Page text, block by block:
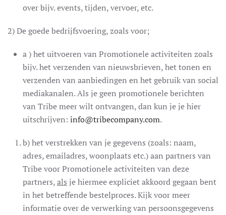
over bijv. events, tijden, vervoer, etc.
2) De goede bedrijfsvoering, zoals voor;
a ) het uitvoeren van Promotionele activiteiten zoals
bijv. het verzenden van nieuwsbrieven, het tonen en
verzenden van aanbiedingen en het gebruik van social
mediakanalen. Als je geen promotionele berichten
van Tribe meer wilt ontvangen, dan kun je je hier
uitschrijven: info@tribecompany.com.
b) het verstrekken van je gegevens (zoals: naam,
adres, emailadres, woonplaats etc.) aan partners van
Tribe voor Promotionele activiteiten van deze
partners,als je hiermee expliciet akkoord gegaan bent
in het betreffende bestelproces. Kijk voor meer
informatie over de verwerking van persoonsgegevens